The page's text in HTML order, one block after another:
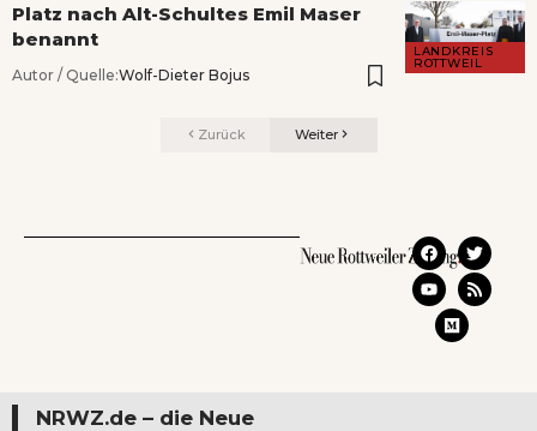
LANDKREIS
ROTTWEIL
Platz nach Alt-Schultes Emil Maser
benannt
Autor / Quelle:Wolf-Dieter Bojus
Zurück Weiter
NRWZ.de – die Neue